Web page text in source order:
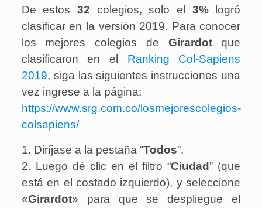
De estos32 colegios, solo el 3%logró
clasificar en la versión 2019. Para conocer
los mejores colegios de Girardotque
clasificaron en el Ranking Col-Sapiens
2019, siga las siguientes instrucciones una
vez ingrese a la página:
https://www.srg.com.co/losmejorescolegios-
colsapiens/
1. Diríjase a la pestaña “Todos”.
2. Luego dé clic en el filtro “Ciudad” (que
está en el costado izquierdo), y seleccione
«Girardot» para que se despliegue el